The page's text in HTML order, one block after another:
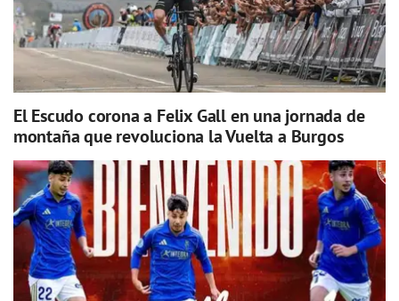
El Escudo corona a Felix Gall en una jornada de
montaña que revoluciona la Vuelta a Burgos